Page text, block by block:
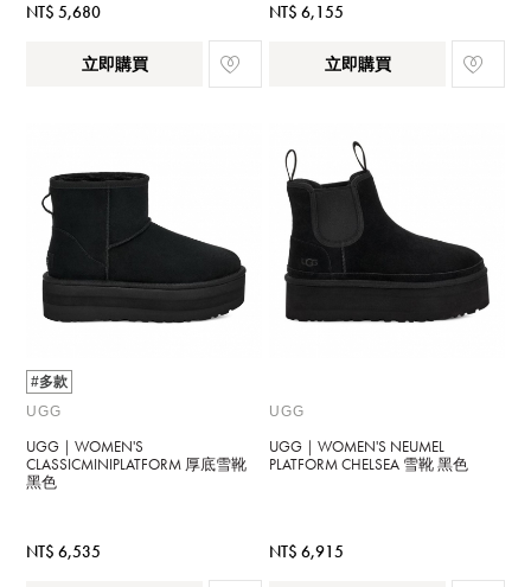
NT$ 5,680
立即購買
NT$ 6,155
立即購買
#多款
UGG
UGG｜WOMEN'S
CLASSICMINIPLATFORM 厚底雪靴
黑色
NT$ 6,535
UGG
UGG｜WOMEN'S NEUMEL
PLATFORM CHELSEA 雪靴 黑色
NT$ 6,915